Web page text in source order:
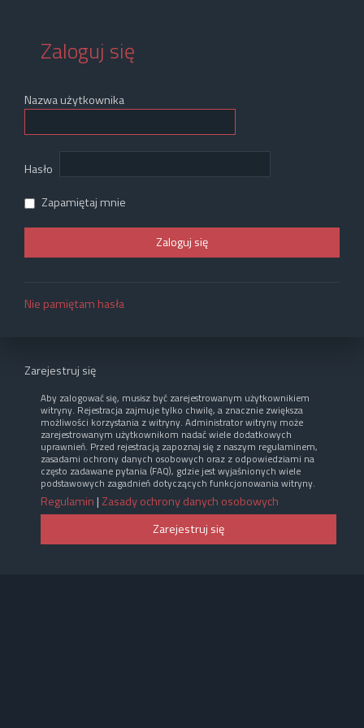
Zaloguj się
Nazwa użytkownika
Hasło
Zapamiętaj mnie
Nie pamiętam hasła
Zarejestruj się
Aby zalogować się, musisz być zarejestrowanym użytkownikiem
witryny. Rejestracja zajmuje tylko chwilę, a znacznie zwiększa
możliwości korzystania z witryny. Administrator witryny może
zarejestrowanym użytkownikom nadać wiele dodatkowych
uprawnień. Przed rejestracją zapoznaj się z naszym regulaminem,
zasadami ochrony danych osobowych oraz z odpowiedziami na
często zadawane pytania (FAQ), gdzie jest wyjaśnionych wiele
podstawowych zagadnień dotyczących funkcjonowania witryny.
Regulamin | Zasady ochrony danych osobowych
Zarejestruj się